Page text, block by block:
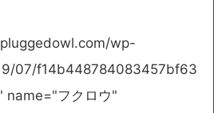
wp-
07/f14b448784083457bf63
フクロウ"